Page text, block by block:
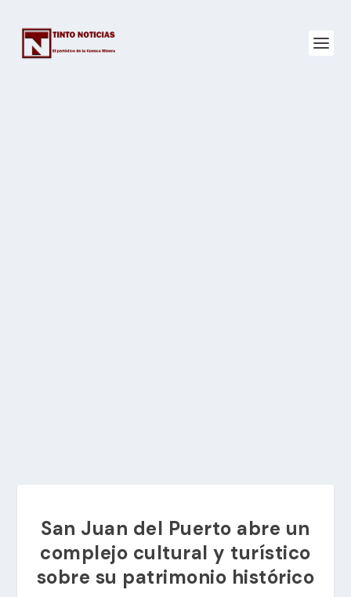
San Juan del Puerto abre un
complejo cultural y turístico
sobre su patrimonio histórico